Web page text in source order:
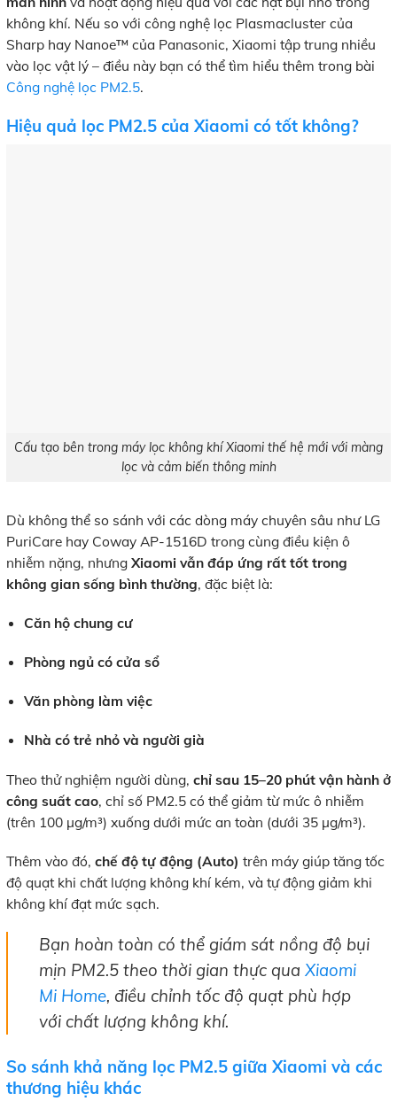
không khí. Nếu so với công nghệ lọc Plasmacluster của
Sharp hay Nanoe™ của Panasonic, Xiaomi tập trung nhiều
vào lọc vật lý – điều này bạn có thể tìm hiểu thêm trong bài
Công nghệ lọc PM2.5.
Hiệu quả lọc PM2.5 của Xiaomi có tốt không?
Cấu tạo bên trong máy lọc không khí Xiaomi thế hệ mới với màng
lọc và cảm biến thông minh
Dù không thể so sánh với các dòng máy chuyên sâu như LG
PuriCare hay Coway AP-1516D trong cùng điều kiện ô
nhiễm nặng, nhưng Xiaomi vẫn đáp ứng rất tốt trong
không gian sống bình thường, đặc biệt là:
Căn hộ chung cư
Phòng ngủ có cửa sổ
Văn phòng làm việc
Nhà có trẻ nhỏ và người già
Theo thử nghiệm người dùng, chỉ sau 15–20 phút vận hành ở
công suất cao, chỉ số PM2.5 có thể giảm từ mức ô nhiễm
(trên 100 µg/m³) xuống dưới mức an toàn (dưới 35 µg/m³).
Thêm vào đó, chế độ tự động (Auto) trên máy giúp tăng tốc
độ quạt khi chất lượng không khí kém, và tự động giảm khi
không khí đạt mức sạch.
Bạn hoàn toàn có thể giám sát nồng độ bụi
mịn PM2.5 theo thời gian thực qua Xiaomi
Mi Home, điều chỉnh tốc độ quạt phù hợp
với chất lượng không khí.
So sánh khả năng lọc PM2.5 giữa Xiaomi và các
thương hiệu khác